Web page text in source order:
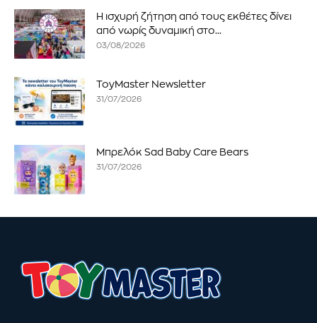
Η ισχυρή ζήτηση από τους εκθέτες δίνει
από νωρίς δυναμική στο...
03/08/2026
ToyMaster Newsletter
31/07/2026
Μπρελόκ Sad Baby Care Bears
31/07/2026